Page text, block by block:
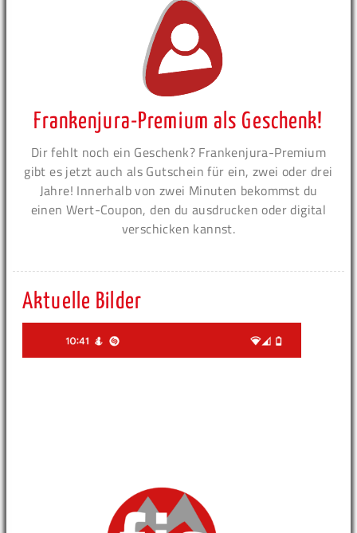
Frankenjura-Premium als Geschenk!
Dir fehlt noch ein Geschenk? Frankenjura-Premium
gibt es jetzt auch als Gutschein für ein, zwei oder drei
Jahre! Innerhalb von zwei Minuten bekommst du
einen Wert-Coupon, den du ausdrucken oder digital
verschicken kannst.
Aktuelle Bilder